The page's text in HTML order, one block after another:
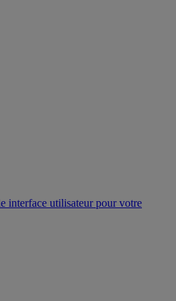
interface utilisateur pour votre